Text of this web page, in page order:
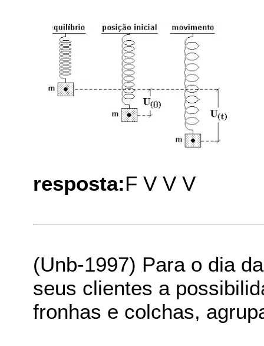
resposta:F V V V
(Unb-1997) Para o dia
seus clientes a
fronhas e colchas,